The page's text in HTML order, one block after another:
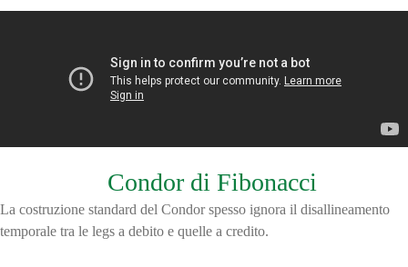
Condor di Fibonacci
La costruzione standard del Condor spesso ignora il disallineamento
temporale tra le legs a debito e quelle a credito.